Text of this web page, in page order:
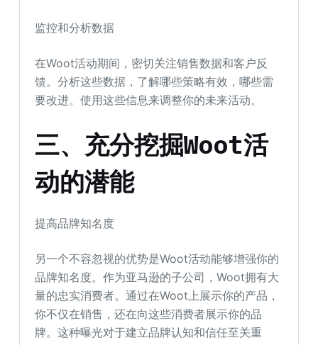
监控和分析数据
在Woot活动期间，密切关注销售数据和客户反
馈。分析这些数据，了解哪些策略有效，哪些需
要改进。使用这些信息来调整你的未来活动。
三、充分挖掘Woot活
动的潜能
提高品牌知名度
另一个不容忽视的优势是Woot活动能够增强你的
品牌知名度。作为亚马逊的子公司，Woot拥有大
量的忠实消费者。通过在Woot上展示你的产品，
你不仅在销售，还在向这些消费者展示你的品
牌。这种曝光对于建立品牌认知和信任至关重